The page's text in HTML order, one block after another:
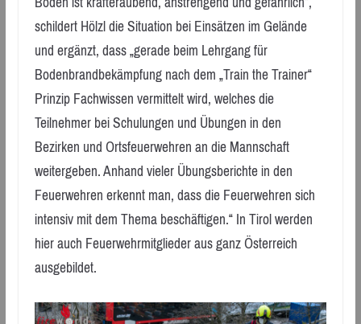
schildert Hölzl die Situation bei Einsätzen im Gelände
und ergänzt, dass „gerade beim Lehrgang für
Bodenbrandbekämpfung nach dem „Train the Trainer“
Prinzip Fachwissen vermittelt wird, welches die
Teilnehmer bei Schulungen und Übungen in den
Bezirken und Ortsfeuerwehren an die Mannschaft
weitergeben. Anhand vieler Übungsberichte in den
Feuerwehren erkennt man, dass die Feuerwehren sich
intensiv mit dem Thema beschäftigen.“ In Tirol werden
hier auch Feuerwehrmitglieder aus ganz Österreich
ausgebildet.